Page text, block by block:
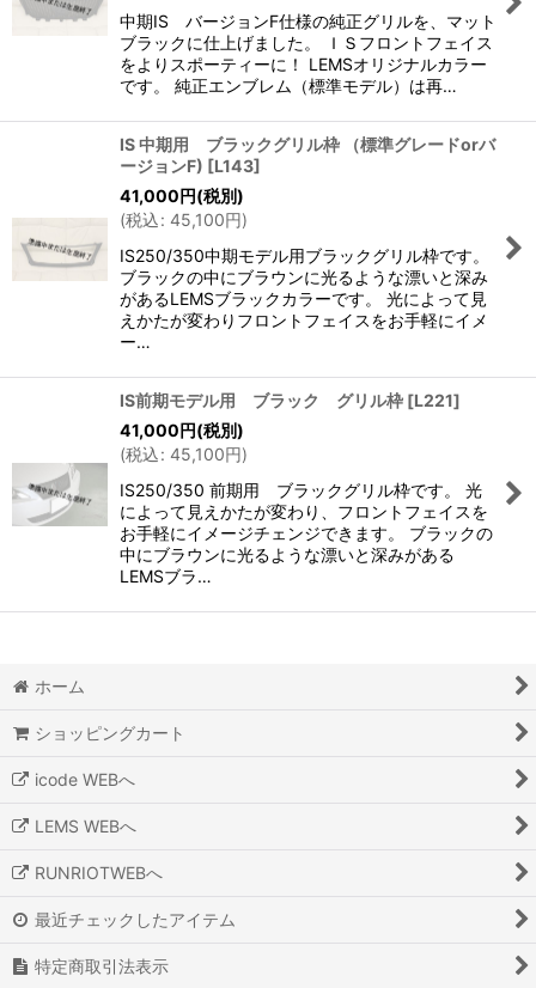
中期IS バージョンF仕様の純正グリルを、マット
ブラックに仕上げました。 ＩＳフロントフェイス
をよりスポーティーに！ LEMSオリジナルカラー
です。 純正エンブレム（標準モデル）は再…
IS 中期用 ブラックグリル枠 （標準グレードorバ
ージョンF) [L143]
41,000円(税別)
(税込: 45,100円)
IS250/350中期モデル用ブラックグリル枠です。
ブラックの中にブラウンに光るような漂いと深み
があるLEMSブラックカラーです。 光によって見
えかたが変わりフロントフェイスをお手軽にイメ
ー…
IS前期モデル用 ブラック グリル枠 [L221]
41,000円(税別)
(税込: 45,100円)
IS250/350 前期用 ブラックグリル枠です。 光
によって見えかたが変わり、フロントフェイスを
お手軽にイメージチェンジできます。 ブラックの
中にブラウンに光るような漂いと深みがある
LEMSブラ…
ホーム
ショッピングカート
icode WEBへ
LEMS WEBへ
RUNRIOTWEBへ
最近チェックしたアイテム
特定商取引法表示